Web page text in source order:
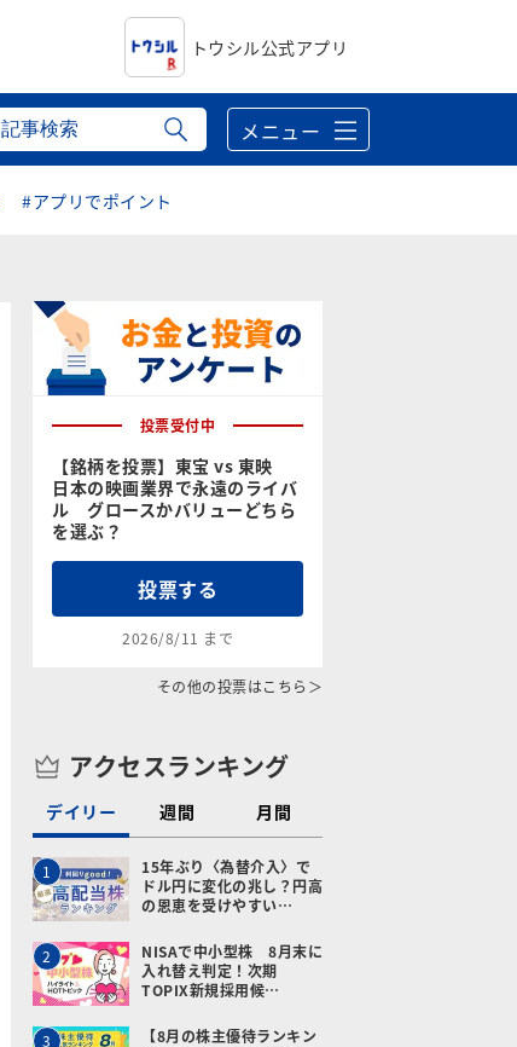
トウシル公式アプリ
メニュー
#アプリでポイント
メールで送る
投票受付中
【銘柄を投票】東宝 vs 東映
日本の映画業界で永遠のライバ
ル グロースかバリューどちら
を選ぶ？
投票する
2026/8/11 まで
その他の投票はこちら＞
アクセスランキング
デイリー 週間 月間
1
15年ぶり〈為替介入〉で
ドル円に変化の兆し？円高
の恩恵を受けやすい…
2
NISAで中小型株 8月末に
入れ替え判定！次期
TOPIX新規採用候…
3
【8月の株主優待ランキン